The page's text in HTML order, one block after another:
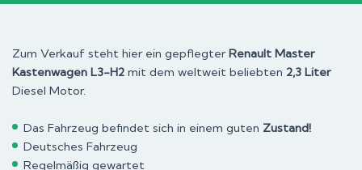
Zum Verkauf steht hier ein gepflegterRenault Master
Kastenwagen L3-H2 mit dem weltweit beliebten 2,3 Liter
Diesel Motor.
Das Fahrzeug befindet sich in einem guten Zustand!
Deutsches Fahrzeug
Regelmäßig gewartet